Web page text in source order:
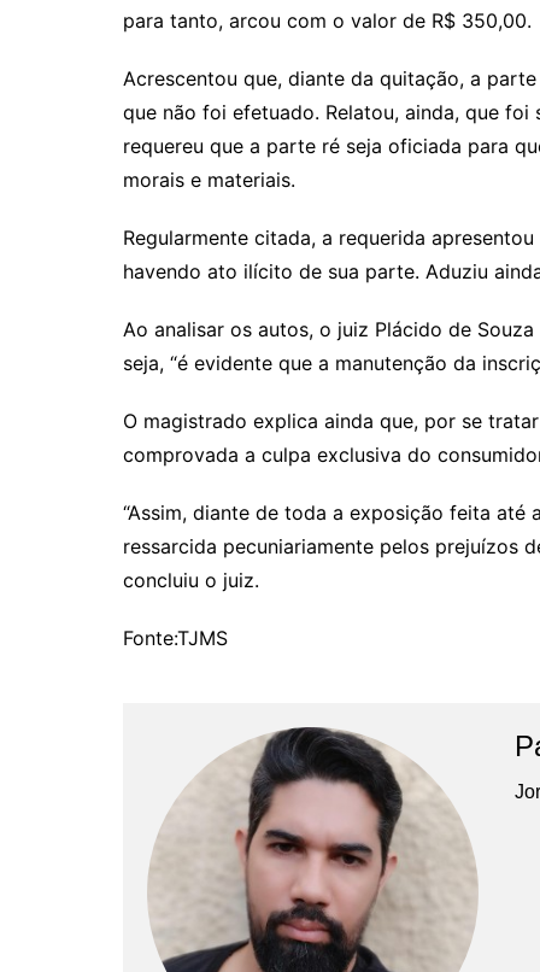
para tanto, arcou com o valor de R$ 350,00.
Acrescentou que, diante da quitação, a
que não foi efetuado. Relatou, ainda, que
requereu que a parte ré seja oficiada para
morais e materiais.
Regularmente citada, a requerida
havendo ato ilícito de sua parte. Aduziu
Ao analisar os autos, o juiz Plácido de
seja, “é evidente que a manutenção da
O magistrado explica ainda que, por se
comprovada a culpa exclusiva do
“Assim, diante de toda a exposição feita
ressarcida pecuniariamente pelos prejuízos
concluiu o juiz.
Fonte:TJMS